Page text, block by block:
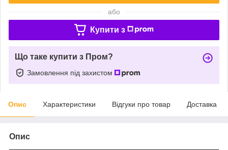
або
Купити з
Що таке купити з Пром?
Замовлення під захистом
Опис Характеристики Відгуки про товар Доставка
Опис